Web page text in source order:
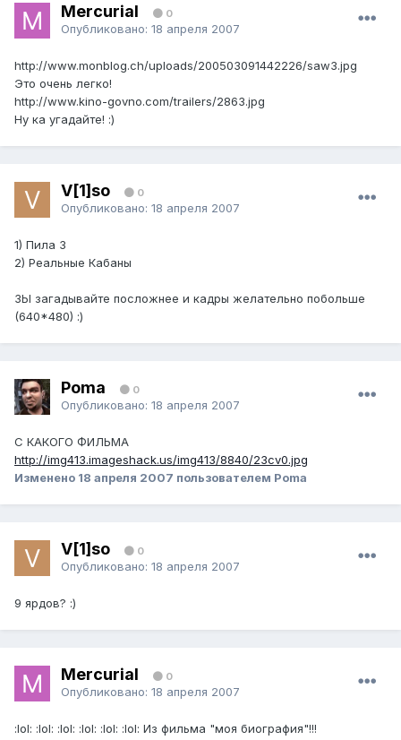
Mercurial 0
Опубликовано: 18 апреля 2007
http://www.monblog.ch/uploads/200503091442226/saw3.jpg
Это очень легко!
http://www.kino-govno.com/trailers/2863.jpg
Ну ка угадайте! :)
V[1]so 0
Опубликовано: 18 апреля 2007
1) Пила 3
2) Реальные Кабаны
ЗЫ загадывайте посложнее и кадры желательно побольше
(640*480) :)
Poma 0
Опубликовано: 18 апреля 2007
С КАКОГО ФИЛЬМА
http://img413.imageshack.us/img413/8840/23cv0.jpg
Изменено 18 апреля 2007 пользователем Poma
V[1]so 0
Опубликовано: 18 апреля 2007
9 ярдов? :)
Mercurial 0
Опубликовано: 18 апреля 2007
:lol: :lol: :lol: :lol: :lol: :lol: Из фильма "моя биография"!!!